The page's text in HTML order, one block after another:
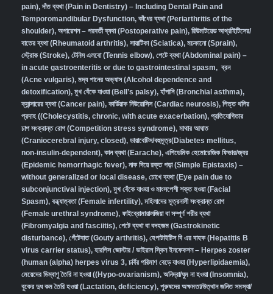
pain),দাঁত ব্যথা (Pain in Dentistry) – Including Dental Pain and
Temporomandibular Dysfunction, কাঁধের ব্যথা (Periarthritis of the
shoulder), অপারেশন – পরবর্তী ব্যথা (Postoperative pain), রিউমাটয়েড আর্থ্রাইটিসের/
বাতের ব্যথা (Rheumatoid arthritis), সায়াটিকা (Sciatica), মচকানো (Sprain),
স্ট্রোক (Stroke), টেনিস এলবো (Tennis elbow), পেটে ব্যথা (Abdominal pain) –
in acute gastroenteritis or due to gastrointestinal spasm, ব্রন
(Acne vulgaris), মদ্য পানের অভ্যাস (Alcohol dependence and
detoxification), মুখ বেঁকে যাওয়া (Bell’s palsy), হাঁপানি (Bronchial asthma),
ক্যান্সারের ব্যথা (Cancer pain), কার্ডিয়াক নিউরোসিস (Cardiac neurosis), পিত্ত থলির
প্রদাহ ((Cholecystitis, chronic, with acute exacerbation), প্রতিযোগিতার
চাপ সংক্রান্ত রোগ (Competition stress syndrome), মাথার আঘাত
(Craniocerebral injury, closed), ডায়াবেটিস/বহুমূত্র(Diabetes mellitus,
non-insulin-dependent), কান ব্যথা (Earache), এপিডেমিক হেমোরেজিক ফিভার/জ্বর
(Epidemic hemorrhagic fever), নাক দিয়ে রক্ত পড়া (Simple Epistaxis) –
without generalized or local disease, চোখে ব্যথা (Eye pain due to
subconjunctival injection), মুখ বেঁকে যাওয়া ও মাংসপেশী শক্ত হওয়া (Facial
Spasm), বন্ধ্যাত্বতা (Female infertility), মহিলাদের মূত্রনালী সংক্রান্ত রোগ
(Female urethral syndrome), ফাইব্রোমায়ালজিয়া বা সম্পূর্ণ শরীর ব্যথা
(Fibromyalgia and fasciitis), পেটে ব্যথা বা বদহজম (Gastrokinetic
disturbance), গেঁটেবাত (Gouty arthritis), হেপাটাইটিস বি এর বাহক (Hepatitis B
virus carrier status), হারপিস জোস্টার / ভাইরাল স্কিন ইনফেকশন – Herpes zoster
(human (alpha) herpes virus 3, চর্বির পরিমাণ বেড়ে যাওয়া (Hyperlipidaemia),
মেয়েদের ডিম্বাণু তৈরি না হওয়া ((Hypo-ovarianism), অনিদ্রা/ঘুম না হওয়া (Insomnia),
বুকের দুধ কম তৈরি হওয়া (Lactation, deficiency), পুরুষদের অক্ষমতা/উত্থান জনিত সমস্যা/